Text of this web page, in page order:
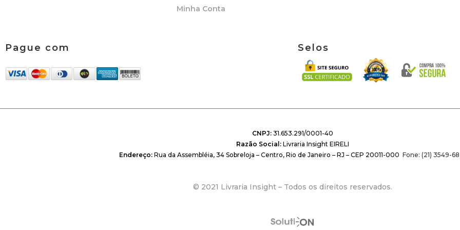
Minha Conta
Pague com Selos
CNPJ: 31.653.291/0001-40
Razão Social: Livraria Insight EIRELI
Endereço:Rua da Assembléia, 34 Sobreloja – Centro, Rio de Janeiro – RJ – CEP 20011-000 Fone: (21) 3549-
© 2021 Livraria Insight – Todos os direitos reservados.